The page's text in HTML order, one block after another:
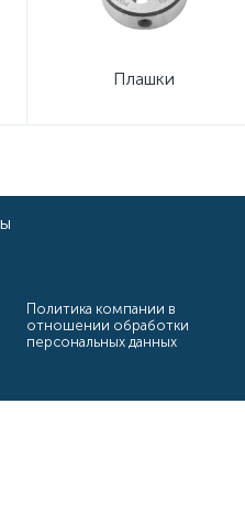
Плашки
Политика компании в
отношении обработки
персональных данных